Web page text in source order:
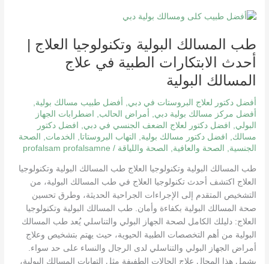
طب المسالك البولية وتكنولوجيا العلاج |
أحدث الابتكارات الطبية في علاج
المسالك البولية
أفضل دكتور لعلاج البروستات في دبي, أفضل طبيب مسالك بولية,
أفضل مركز مسالك بولية دبي, أمراض الحالب,
اضطرابات الجهاز
البولي, افضل دكتور لعلاج الضعف الجنسي في دبي,
افضل دكتور
مسالك, افضل دكتور مسالك بولية, التهاب البروستاتا, الخدمات,
الصحة
الجنسية, الصحة والعافية, الصحة واللياقة /
profalsam profalsamne
طب المسالك البولية وتكنولوجيا العلاج طب المسالك البولية وتكنولوجيا
العلاج اكتشف أحدث تكنولوجيا العلاج في طب المسالك البولية، من
التشخيص المتقدم إلى الإجراءات الجراحية الحديثة، وطرق تحسين
صحة المسالك البولية بكفاءة وأمان. طب المسالك البولية وتكنولوجيا
العلاج: دليلك الكامل لصحة الجهاز البولي والتناسلي يُعد طب المسالك
البولية من أهم التخصصات الطبية الحيوية، حيث يهتم بتشخيص وعلاج
أمراض الجهاز البولي والتناسلي لدى الرجال والنساء على حد سواء.
يشمل هذا المجال علاج الحالات الطفيفة مثل التهابات المسالك البولية،
طب
البولية
وتكنولوجيا
العلاج
أحدث
الابتكارات
الطبية
في
علاج
البولية